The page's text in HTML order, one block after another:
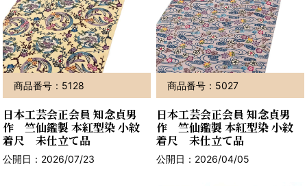
商品番号：5128
日本工芸会正会員 知念貞男
作 竺仙鑑製 本紅型染 小紋
着尺 未仕立て品
公開日：2026/07/23
商品番号：5027
日本工芸会正会員 知念貞男
作 竺仙鑑製 本紅型染 小紋
着尺 未仕立て品
公開日：2026/04/05